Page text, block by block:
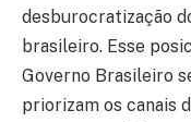
desburocratização
brasileiro. Esse
Governo Brasileiro
priorizam os canais